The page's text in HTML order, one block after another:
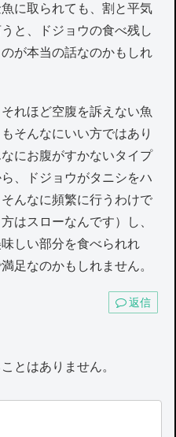
に取られても、割と平気
と、ドジョウの食べ残し
が本当の話なのかもしれ
れほど空腹を訴えない魚
そんなにいい方ではあり
にお腹がすかないタイプ
、ドジョウがタニシをハ
んなに頻繁に行うわけで
はスローなんです）し、
しい部分を食べられれ
足なのかもしれません。
返信
とはありません。